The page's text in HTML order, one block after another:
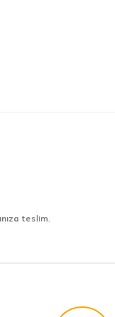
teslim.